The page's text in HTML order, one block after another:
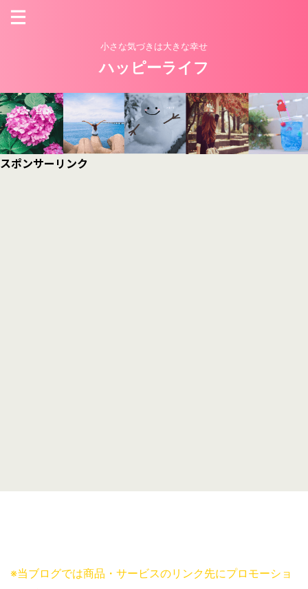
小さな気づきは大きな幸せ
ハッピーライフ
スポンサーリンク
※当ブログでは商品・サービスのリンク先にプロモーショ